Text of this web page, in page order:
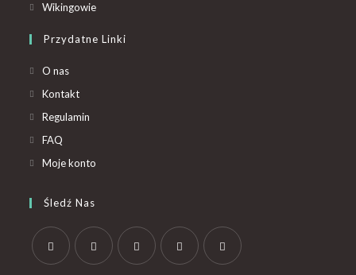
Wikingowie
Przydatne Linki
O nas
Kontakt
Regulamin
FAQ
Moje konto
Śledź Nas